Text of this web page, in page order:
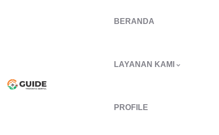
BERANDA
LAYANAN KAMI
PROFILE